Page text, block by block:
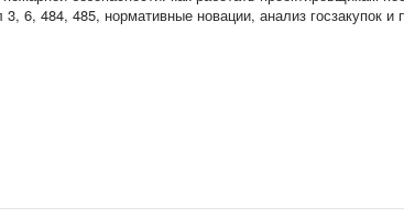
3, 6, 484, 485, нормативные новации, анализ госзакупок